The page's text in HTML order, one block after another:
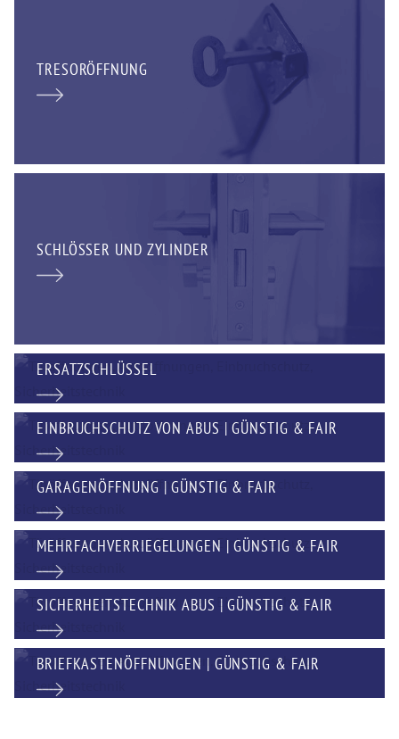
TRESORÖFFNUNG
SCHLÖSSER UND ZYLINDER
ERSATZSCHLÜSSEL
EINBRUCHSCHUTZ VON ABUS | GÜNSTIG & FAIR
GARAGENÖFFNUNG | GÜNSTIG & FAIR
MEHRFACHVERRIEGELUNGEN | GÜNSTIG & FAIR
SICHERHEITSTECHNIK ABUS | GÜNSTIG & FAIR
BRIEFKASTENÖFFNUNGEN | GÜNSTIG & FAIR